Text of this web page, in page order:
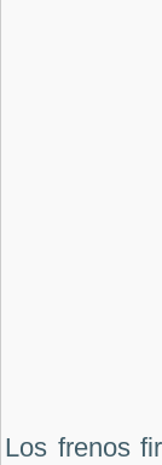
Los frenos